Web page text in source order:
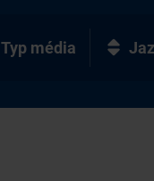
Typ média